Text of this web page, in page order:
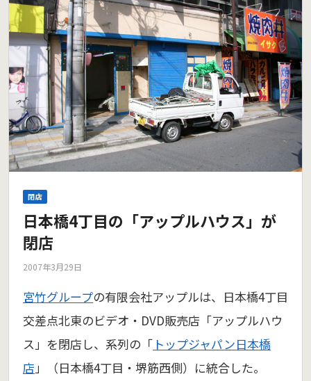
閉店
日本橋4丁目の「アップルハウス」が
閉店
2007年3月29日
宮竹グループの有限会社アップルは、日本橋4丁目
交差点北東のビデオ・DVD販売店「アップルハウ
ス」を閉店し、系列の「 トップジャパン日本橋
店 」（日本橋4丁目・堺筋西側）に統合した。